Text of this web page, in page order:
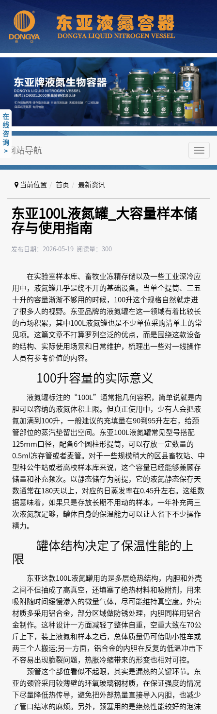
网站导航
当前位置 首页 最新资讯
东亚100L液氮罐_大容量样本储
存与使用指南
发布日期：2026-05-19 阅读量：300
在实验室样本库、畜牧业冻精存储以及一些工业深冷应
用中，液氮罐几乎是绕不开的基础设备。当单个提筒、三五
十升的容量渐渐不够用的时候，100升这个规格自然就走进
了很多人的视野。东亚品牌的液氮罐在这一领域有着比较长
的市场积累，其中100L液氮罐也是不少单位采购清单上的常
见项。这篇文章不打算罗列空泛的优点，而是围绕这款设备
的结构、实际使用场景和日常维护，梳理出一些对一线操作
人员有参考价值的内容。
100升容量的实际意义
液氮罐标注的“100L”通常指几何容积，简单说就是内
胆可以容纳的液氮体积上限。但真正使用中，少有人会把液
氮加满到100升，一般建议的充填量在90到95升左右，给颈
管部位的蒸汽垫留出空间。东亚100L液氮罐常见型号搭配
125mm口径，配备6个圆柱形提筒，可以存放一定数量的
0.5ml冻存管或者麦管。对于一些规模稍大的区县畜牧站、中
型种公牛站或者高校样本库来说，这个容量已经能够兼顾存
储量和补充频次。以静态储存为前提，它的液氮静态保存天
数通常在180天以上，对应的日蒸发率在0.45升左右。这组数
据意味着，如果只是存放长期不用动的样本，一年补充两三
次液氮就足够，罐体自身的保温能力可以让人省下不少操作
精力。
罐体结构决定了保温性能的上
限
东亚这款100L液氮罐用的是多层绝热结构，内胆和外壳
之间不但抽成了高真空，还填塞了绝热材料和吸附剂，用来
吸附随时间缓慢渗入的微量气体，尽可能维持真空度。外壳
材质多采用铝合金，部分区域做防锈处理，内胆同样用铝合
金制作。这种设计一方面减轻了整体自重，空重大致在70公
斤上下，装上液氮和样本之后，总体质量仍可借助小推车或
两三个人搬运;另一方面，铝合金的内胆在反复的低温冲击下
不容易出现脆裂问题，热胀冷缩带来的形变也相对可控。
颈管这个部位看似不起眼，其实是漏热的关键环节。东
亚的颈管采用较薄壁的环氧玻璃钢材质，在保证强度的情况
下尽量降低热传导，避免把外部热量直接导入内胆，也减少
了管口结冰的麻烦。另外，颈塞用的是绝热性能较好的泡沫
在
线
咨
询
>